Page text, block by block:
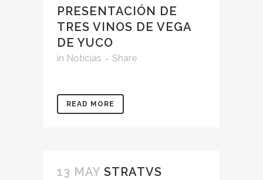
PRESENTACIÓN DE
TRES VINOS DE VEGA
DE YUCO
in Noticias Share
READ MORE
13 MAY STRATVS